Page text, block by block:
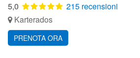
5,0
215 recensioni
Karterados
PRENOTA ORA